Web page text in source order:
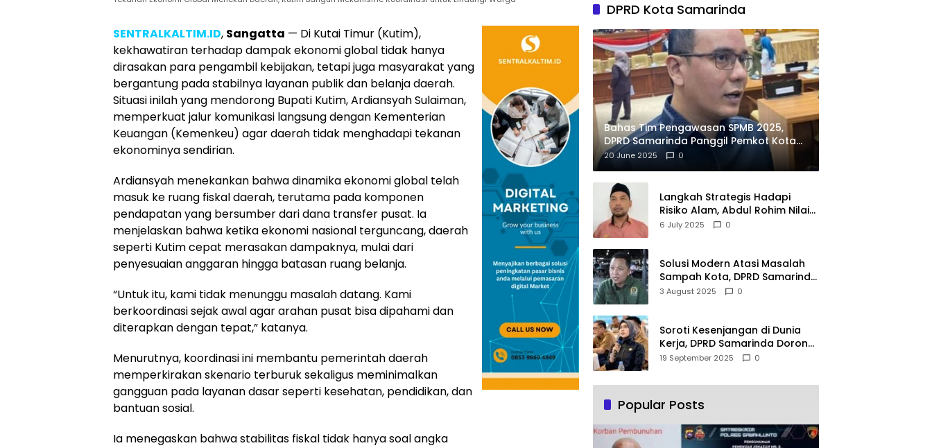
SENTRALKALTIM.ID, Sangatta — Di Kutai Timur (Kutim),
kekhawatiran terhadap dampak ekonomi global tidak hanya
dirasakan para pengambil kebijakan, tetapi juga masyarakat yang
bergantung pada stabilnya layanan publik dan belanja daerah.
Situasi inilah yang mendorong Bupati Kutim, Ardiansyah Sulaiman,
memperkuat jalur komunikasi langsung dengan Kementerian
Keuangan (Kemenkeu) agar daerah tidak menghadapi tekanan
ekonominya sendirian.
Ardiansyah menekankan bahwa dinamika ekonomi global telah
masuk ke ruang fiskal daerah, terutama pada komponen
pendapatan yang bersumber dari dana transfer pusat. Ia
menjelaskan bahwa ketika ekonomi nasional terguncang, daerah
seperti Kutim cepat merasakan dampaknya, mulai dari
penyesuaian anggaran hingga batasan ruang belanja.
“Untuk itu, kami tidak menunggu masalah datang. Kami
berkoordinasi sejak awal agar arahan pusat bisa dipahami dan
diterapkan dengan tepat,” katanya.
Menurutnya, koordinasi ini membantu pemerintah daerah
memperkirakan skenario terburuk sekaligus meminimalkan
gangguan pada layanan dasar seperti kesehatan, pendidikan, dan
bantuan sosial.
Ia menegaskan bahwa stabilitas fiskal tidak hanya soal angka
DPRD Kota Samarinda
Bahas Tim Pengawasan SPMB 2025,
DPRD Samarinda Panggil Pemkot Kota
Tepian
20 June 2025 0
Langkah Strategis Hadapi
Risiko Alam, Abdul Rohim Nilai
Samarinda Siap Jadi Pusat
6 July 2025 0
Solusi Modern Atasi Masalah
Sampah Kota, DPRD Samarinda
Dukung Penuh Proyek PLTSA
3 August 2025 0
Soroti Kesenjangan di Dunia
Kerja, DPRD Samarinda Dorong
Pemkot Gencarkan
19 September 2025 0
Popular Posts